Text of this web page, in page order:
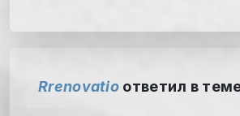
Rrenovatio ответил в